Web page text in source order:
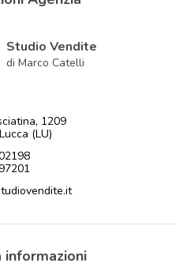
Studio Vendite
di Marco Catelli
1209
(LU)
informazioni